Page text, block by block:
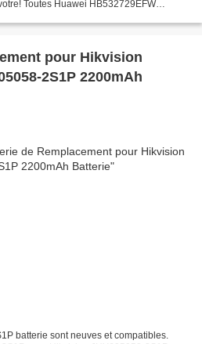
Toutes Huawei HB532729EFW
pour Hikvision
2S1P 2200mAh
batterie sont neuves et compatibles.